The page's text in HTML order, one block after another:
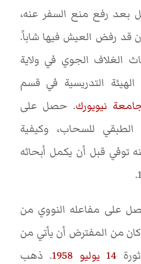
بعد رفع منع السفر عنه،
قد رفض العيش فيها شاباً.
الغلاف الجوي في ولاية
التدريسية في قسم
نيويورك. حصل على
للسحاب، وكيفية
توفي قبل أن يكمل أبحاثه
على مفاعله النووي من
كان من المفترض أن يأتي من
14 يوليو 1958
. ذهب